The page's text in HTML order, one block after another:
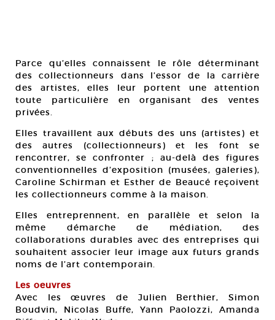
Parce qu’elles connaissent le rôle déterminant
des collectionneurs dans l’essor de la carrière
des artistes, elles leur portent une attention
toute particulière en organisant des ventes
privées.
Elles travaillent aux débuts des uns (artistes) et
des autres (collectionneurs) et les font se
rencontrer, se confronter ; au-delà des figures
conventionnelles d’exposition (musées, galeries),
Caroline Schirman et Esther de Beaucé reçoivent
les collectionneurs comme à la maison.
Elles entreprennent, en parallèle et selon la
même démarche de médiation, des
collaborations durables avec des entreprises qui
souhaitent associer leur image aux futurs grands
noms de l’art contemporain.
Les oeuvres
Avec les œuvres de Julien Berthier, Simon
Boudvin, Nicolas Buffe, Yann Paolozzi, Amanda